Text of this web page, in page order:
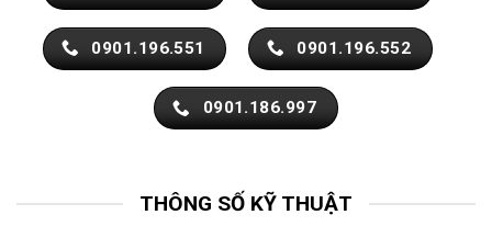
0901.196.551 0901.196.552
0901.186.997
THÔNG SỐ KỸ THUẬT